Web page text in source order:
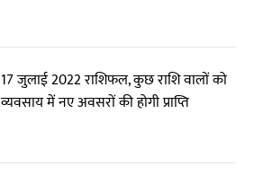
17 जुलाई 2022 राशिफल, कुछ राशि वालों को
व्यवसाय में नए अवसरों की होगी प्राप्ति